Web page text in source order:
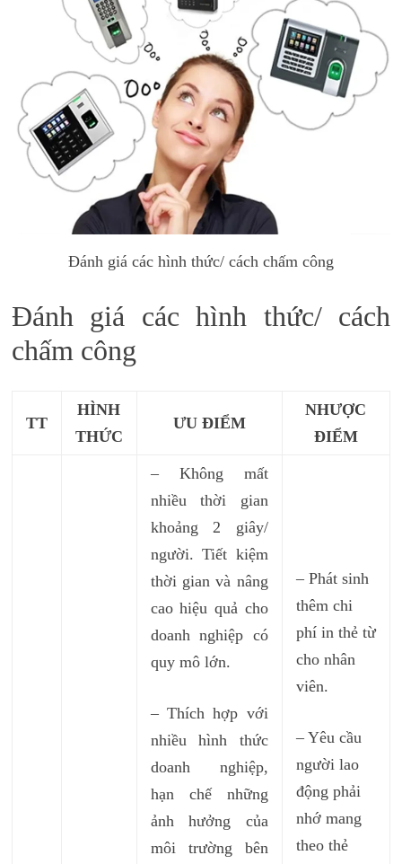
Đánh giá các hình thức/ cách chấm công
Đánh giá các hình thức/ cách
chấm công
TT
HÌNH
THỨC
ƯU ĐIỂM
NHƯỢC
ĐIỂM
– Không mất
nhiều thời gian
khoảng 2 giây/
người. Tiết kiệm
thời gian và nâng
cao hiệu quả cho
doanh nghiệp có
quy mô lớn.
– Thích hợp với
nhiều hình thức
doanh nghiệp,
hạn chế những
ảnh hưởng của
môi trường bên
– Phát sinh
thêm chi
phí in thẻ từ
cho nhân
viên.
– Yêu cầu
người lao
động phải
nhớ mang
theo thẻ